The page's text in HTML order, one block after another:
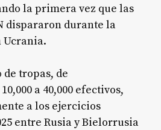
la primera vez que las
dispararon durante la
Ucrania.
tropas, de
a 40,000 efectivos,
a los ejercicios
entre Rusia y Bielorrusia